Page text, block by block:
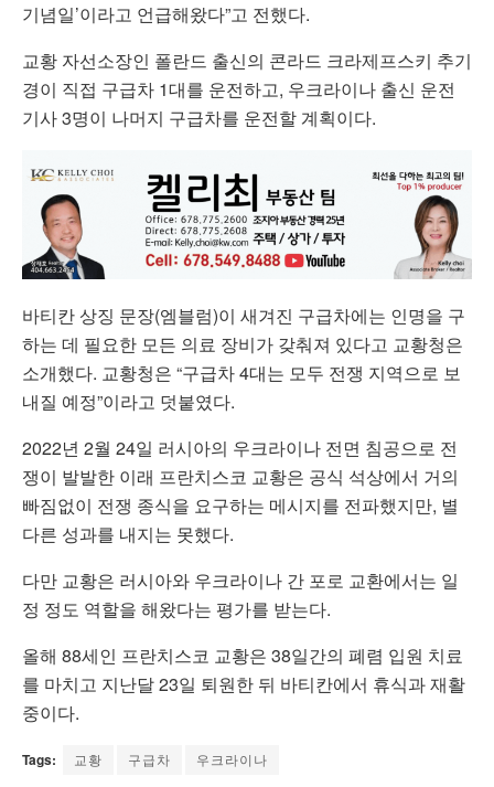
기념일’이라고 언급해왔다”고 전했다.
교황 자선소장인 폴란드 출신의 콘라드 크라제프스키 추기
경이 직접 구급차 1대를 운전하고, 우크라이나 출신 운전
기사 3명이 나머지 구급차를 운전할 계획이다.
바티칸 상징 문장(엠블럼)이 새겨진 구급차에는 인명을 구
하는 데 필요한 모든 의료 장비가 갖춰져 있다고 교황청은
소개했다. 교황청은 “구급차 4대는 모두 전쟁 지역으로 보
내질 예정”이라고 덧붙였다.
2022년 2월 24일 러시아의 우크라이나 전면 침공으로 전
쟁이 발발한 이래 프란치스코 교황은 공식 석상에서 거의
빠짐없이 전쟁 종식을 요구하는 메시지를 전파했지만, 별
다른 성과를 내지는 못했다.
다만 교황은 러시아와 우크라이나 간 포로 교환에서는 일
정 정도 역할을 해왔다는 평가를 받는다.
올해 88세인 프란치스코 교황은 38일간의 폐렴 입원 치료
를 마치고 지난달 23일 퇴원한 뒤 바티칸에서 휴식과 재활
중이다.
Tags: 교황 구급차 우크라이나